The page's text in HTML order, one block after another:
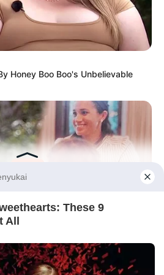
HUBUNGI KAMI IKLAN
Honey Boo Boo's Unbelievable
Couldn't Hide Any Longer